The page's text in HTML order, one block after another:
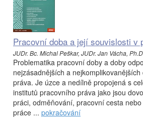
Pracovní doba a její souvislosti v
JUDr. Bc. Michal Peškar, JUDr. Jan Vácha,
Problematika pracovní doby a doby
nejzásadnějších a
práva. Je úzce a nedílně propojená s
institutů pracovního práva jako jsou
práci, odměňování, pracovní cesta nebo
práce ... pokračování